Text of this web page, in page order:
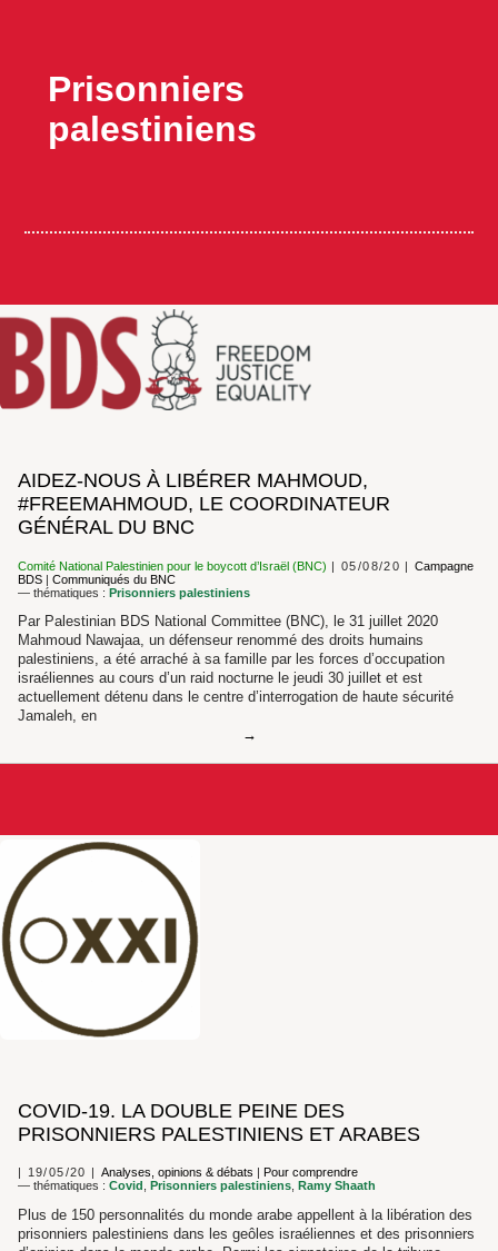
Prisonniers
palestiniens
AIDEZ-NOUS À LIBÉRER MAHMOUD,
#FREEMAHMOUD, LE COORDINATEUR
GÉNÉRAL DU BNC
Comité National Palestinien pour le boycott d’Israël (BNC) 05/08/20
Campagne
BDS | Communiqués du BNC
— thématiques : Prisonniers palestiniens
Par Palestinian BDS National Committee (BNC), le 31 juillet 2020
Mahmoud Nawajaa, un défenseur renommé des droits humains
palestiniens, a été arraché à sa famille par les forces d’occupation
israéliennes au cours d’un raid nocturne le jeudi 30 juillet et est
actuellement détenu dans le centre d’interrogation de haute sécurité
Jamaleh, en
COVID-19. LA DOUBLE PEINE DES
PRISONNIERS PALESTINIENS ET ARABES
19/05/20 Analyses, opinions & débats | Pour comprendre
— thématiques : Covid Prisonniers palestiniens Ramy Shaath
Plus de 150 personnalités du monde arabe appellent à la libération des
prisonniers palestiniens dans les geôles israéliennes et des prisonniers